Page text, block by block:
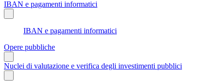
IBAN e pagamenti informatici
IBAN e pagamenti informatici
Opere pubbliche
Nuclei di valutazione e verifica degli investimenti pubblici